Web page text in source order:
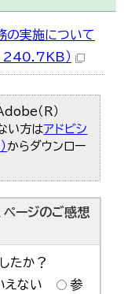
の実施について
240.7KB）
（R）
い方はアドビシ
からダウンロー
ページのご感想
たか？
えない
参